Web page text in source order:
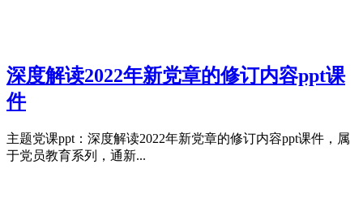
深度解读2022年新党章的修订内容ppt课
件
主题党课ppt：深度解读2022年新党章的修订内容ppt课件，属
于党员教育系列，通新...